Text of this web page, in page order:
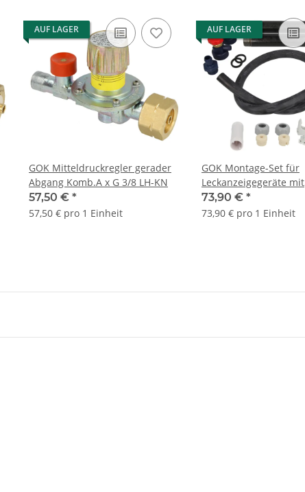
AUF LAGER
GOK Mitteldruckregler gerader
Abgang Komb.A x G 3/8 LH-KN
57,50 € *
57,50 € pro 1 Einheit
AUF LAGER
GOK Montage-Set für
Leckanzeigegeräte mit
Kabelverbindung
73,90 € *
73,90 € pro 1 Einheit